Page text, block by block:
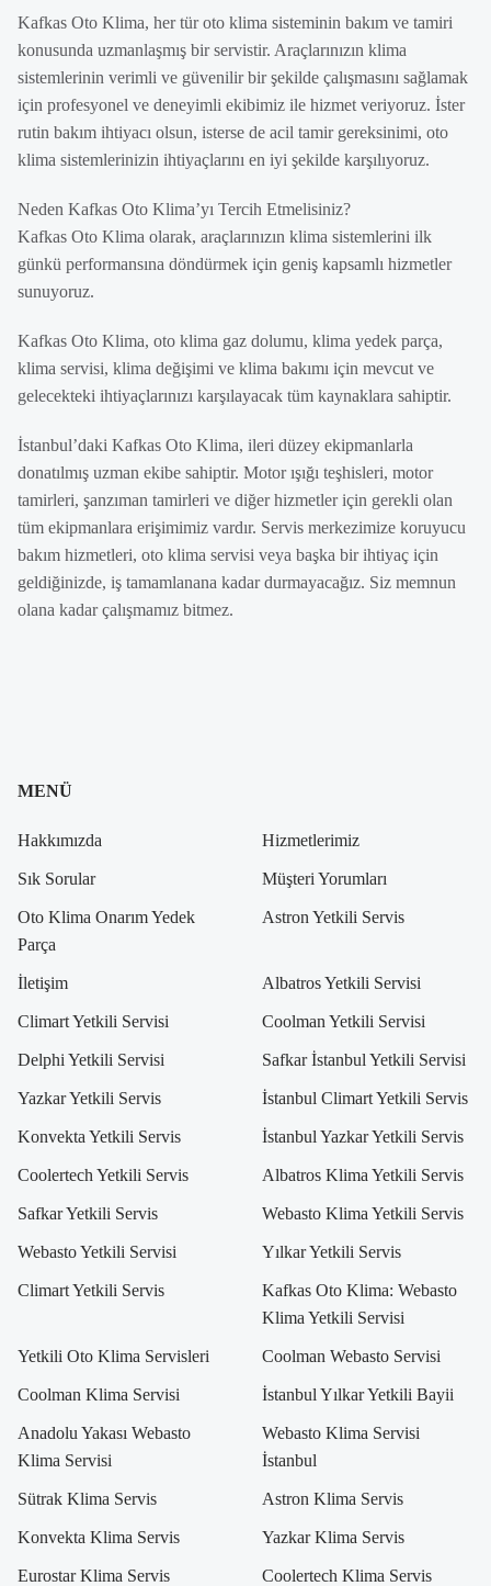
Kafkas Oto Klima, her tür oto klima sisteminin bakım ve tamiri
konusunda uzmanlaşmış bir servistir. Araçlarınızın klima
sistemlerinin verimli ve güvenilir bir şekilde çalışmasını sağlamak
için profesyonel ve deneyimli ekibimiz ile hizmet veriyoruz. İster
rutin bakım ihtiyacı olsun, isterse de acil tamir gereksinimi, oto
klima sistemlerinizin ihtiyaçlarını en iyi şekilde karşılıyoruz.
Neden Kafkas Oto Klima’yı Tercih Etmelisiniz?
Kafkas Oto Klima olarak, araçlarınızın klima sistemlerini ilk
günkü performansına döndürmek için geniş kapsamlı hizmetler
sunuyoruz.
Kafkas Oto Klima, oto klima gaz dolumu, klima yedek parça,
klima servisi, klima değişimi ve klima bakımı için mevcut ve
gelecekteki ihtiyaçlarınızı karşılayacak tüm kaynaklara sahiptir.
İstanbul’daki Kafkas Oto Klima, ileri düzey ekipmanlarla
donatılmış uzman ekibe sahiptir. Motor ışığı teşhisleri, motor
tamirleri, şanzıman tamirleri ve diğer hizmetler için gerekli olan
tüm ekipmanlara erişimimiz vardır. Servis merkezimize koruyucu
bakım hizmetleri, oto klima servisi veya başka bir ihtiyaç için
geldiğinizde, iş tamamlanana kadar durmayacağız. Siz memnun
olana kadar çalışmamız bitmez.
MENÜ
Hakkımızda Hizmetlerimiz
Sık Sorular Müşteri Yorumları
Oto Klima Onarım Yedek
Parça
Astron Yetkili Servis
İletişim Albatros Yetkili Servisi
Climart Yetkili Servisi Coolman Yetkili Servisi
Delphi Yetkili Servisi Safkar İstanbul Yetkili Servisi
Yazkar Yetkili Servis İstanbul Climart Yetkili Servis
Konvekta Yetkili Servis İstanbul Yazkar Yetkili Servis
Coolertech Yetkili Servis Albatros Klima Yetkili Servis
Safkar Yetkili Servis Webasto Klima Yetkili Servis
Webasto Yetkili Servisi Yılkar Yetkili Servis
Climart Yetkili Servis
Kafkas Oto Klima: Webasto
Klima Yetkili Servisi
Yetkili Oto Klima Servisleri Coolman Webasto Servisi
Coolman Klima Servisi İstanbul Yılkar Yetkili Bayii
Anadolu Yakası Webasto
Klima Servisi
Webasto Klima Servisi
İstanbul
Sütrak Klima Servis Astron Klima Servis
Konvekta Klima Servis Yazkar Klima Servis
Eurostar Klima Servis Coolertech Klima Servis